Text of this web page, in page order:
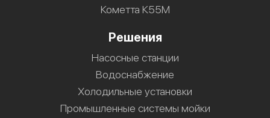
Кометта К55М
Решения
Насосные станции
Водоснабжение
Холодильные установки
Промышленные системы мойки